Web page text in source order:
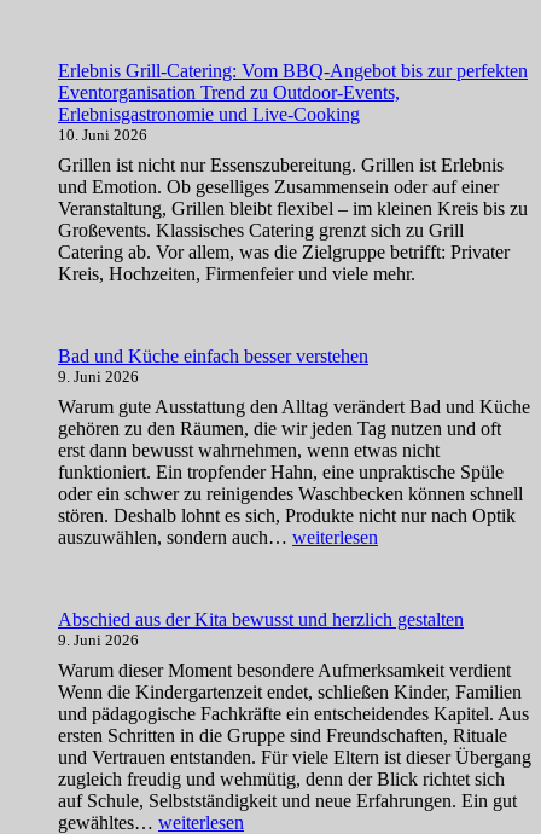
die
zu
entdecken
Erlebnis Grill-Catering: Vom BBQ-Angebot bis zur perfekten
Eventorganisation Trend zu Outdoor-Events,
Erlebnisgastronomie und Live-Cooking
10. Juni 2026
Grillen ist nicht nur Essenszubereitung. Grillen ist Erlebnis
und Emotion. Ob geselliges Zusammensein oder auf einer
Veranstaltung, Grillen bleibt flexibel – im kleinen Kreis bis zu
Großevents. Klassisches Catering grenzt sich zu Grill
Catering ab. Vor allem, was die Zielgruppe betrifft: Privater
Kreis, Hochzeiten, Firmenfeier und viele mehr.
Bad und Küche einfach besser verstehen
9. Juni 2026
Warum gute Ausstattung den Alltag verändert Bad und Küche
gehören zu den Räumen, die wir jeden Tag nutzen und oft
erst dann bewusst wahrnehmen, wenn etwas nicht
funktioniert. Ein tropfender Hahn, eine unpraktische Spüle
oder ein schwer zu reinigendes Waschbecken können schnell
stören. Deshalb lohnt es sich, Produkte nicht nur nach Optik
auszuwählen, sondern auch… Bad
besser
weiterlesen
Abschied aus der Kita bewusst und herzlich gestalten
9. Juni 2026
Warum dieser Moment besondere Aufmerksamkeit verdient
Wenn die Kindergartenzeit endet, schließen Kinder, Familien
und pädagogische Fachkräfte ein entscheidendes Kapitel. Aus
ersten Schritten in die Gruppe sind Freundschaften, Rituale
und Vertrauen entstanden. Für viele Eltern ist dieser Übergang
zugleich freudig und wehmütig, denn der Blick richtet sich
auf Schule, Selbstständigkeit und neue Erfahrungen. Ein gut
gewähltes… Abschied
weiterlesen